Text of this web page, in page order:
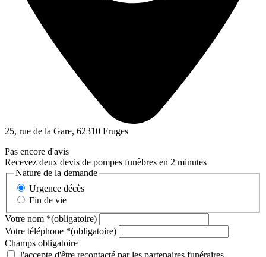
25, rue de la Gare, 62310 Fruges
Pas encore d'avis
Recevez deux devis de pompes funèbres en 2 minutes
Nature de la demande
Urgence décès
Fin de vie
Votre nom *(obligatoire)
Votre téléphone *(obligatoire)
Champs obligatoire
J'accepte d'être recontacté par les partenaires funéraires